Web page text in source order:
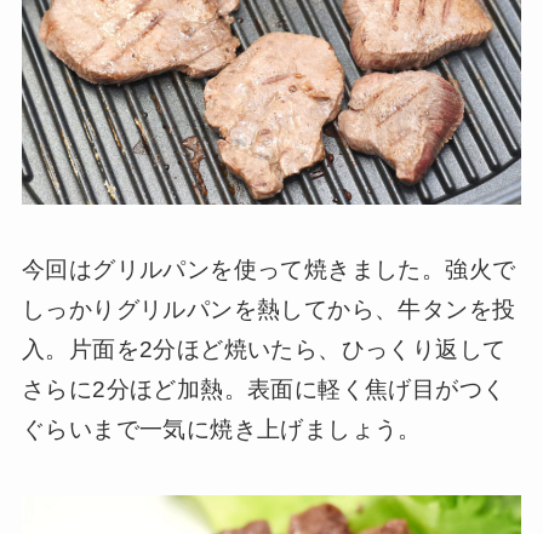
今回はグリルパンを使って焼きました。強火で
しっかりグリルパンを熱してから、牛タンを投
入。片面を2分ほど焼いたら、ひっくり返して
さらに2分ほど加熱。表面に軽く焦げ目がつく
ぐらいまで一気に焼き上げましょう。